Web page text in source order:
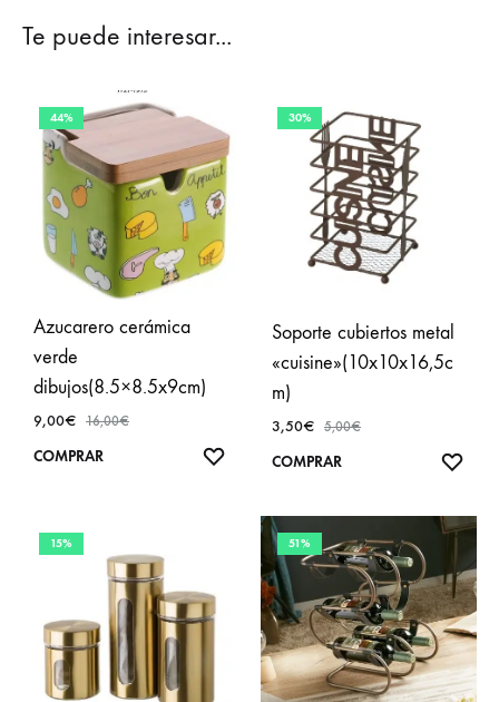
Te puede interesar...
44%
Azucarero cerámica
verde
dibujos(8.5×8.5x9cm)
9,00€ 16,00€
COMPRAR
AÑADIR
30%
Soporte cubiertos metal
«cuisine»(10x10x16,5c
m)
3,50€ 5,00€
COMPRAR
15% 51%